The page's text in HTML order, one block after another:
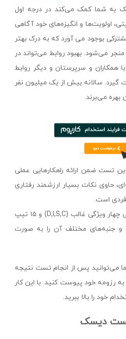
به شما کمک می‌کند در درجه اول
اولویت‌ها و انگیزه‌های خود آگاهی
بوجود می آورد که به درک بهتر
منجر می‌شود. بهبود روابط می‌تواند در
همکاران و سرپرستان و دیگر روابط
سالانه بیش از یک میلیون نفر
بهره می‌برند.
تست ضمن ارائه راهکارهایی عملی
حاوی نکات بسیار ارزشمند رفتاری
است.
خروجی این تست شخصیتی چهار ویژگی غالب (‌D,I,S,C) و ۱۵ تیپ
جنبه‌های مختلف آن را به صورت
می‌توانید پس از انجام تست نتیجه
رزومه خود پیوست کنید. با این کار
خود را بالا ببرید.
تست دیسک